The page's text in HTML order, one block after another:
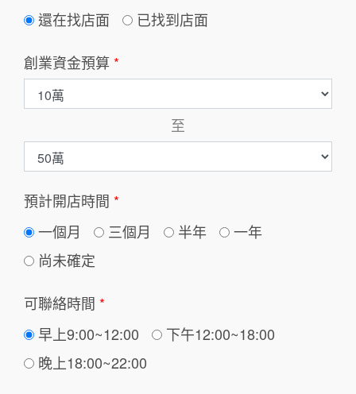
還在找店面
已找到店面
創業資金預算 *
至
預計開店時間 *
一個月
三個月 半年
一年
尚未確定
可聯絡時間 *
早上9:00~12:00
下午12:00~18:00
晚上18:00~22:00